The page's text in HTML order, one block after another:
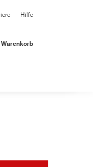
Hilfe
Warenkorb